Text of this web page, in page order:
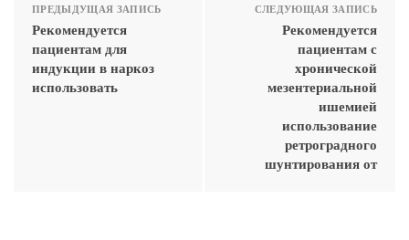
ПРЕДЫДУЩАЯ ЗАПИСЬ
Рекомендуется
пациентам для
индукции в наркоз
использовать
СЛЕДУЮЩАЯ ЗАПИСЬ
Рекомендуется
пациентам с
хронической
мезентериальной
ишемией
использование
ретроградного
шунтирования от